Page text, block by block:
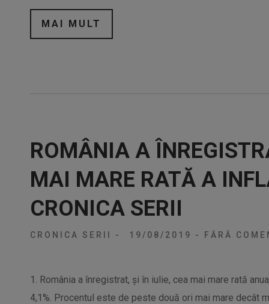
MAI MULT
ROMÂNIA A
MAI MARE RATĂ A
CRONICA SERII
CRONICA SERII - 19/08/2019 - FĂRĂ
1. România a înregistrat, şi în iulie, cea mai mare rată
4,1%. Procentul este de peste două ori mai mare decât